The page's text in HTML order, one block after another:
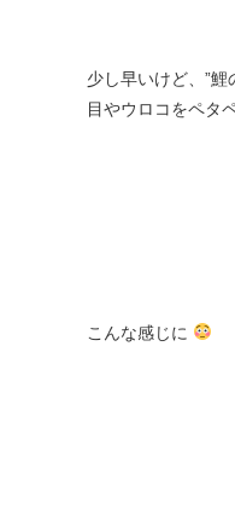
少し早いけど、”鯉
目やウロコをペタ
こんな感じに